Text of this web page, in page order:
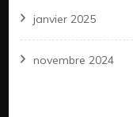
janvier 2025
novembre 2024